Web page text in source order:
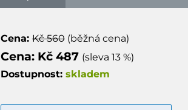
Cena:Kč 560(běžná cena)
Cena: Kč 487 (sleva 13 %)
Dostupnost: skladem